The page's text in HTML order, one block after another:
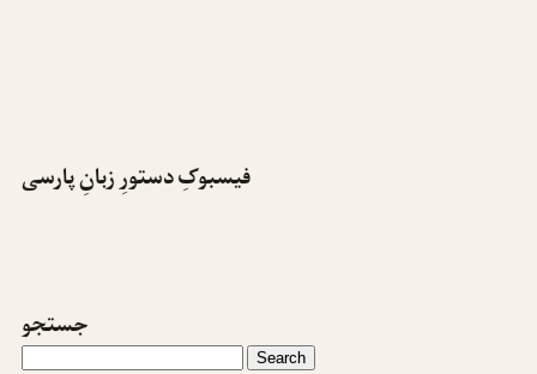
فیسبوکِ دستورِ زبانِ پارسی
جستجو